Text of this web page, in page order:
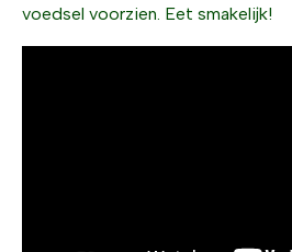
voedsel voorzien. Eet smakelijk!